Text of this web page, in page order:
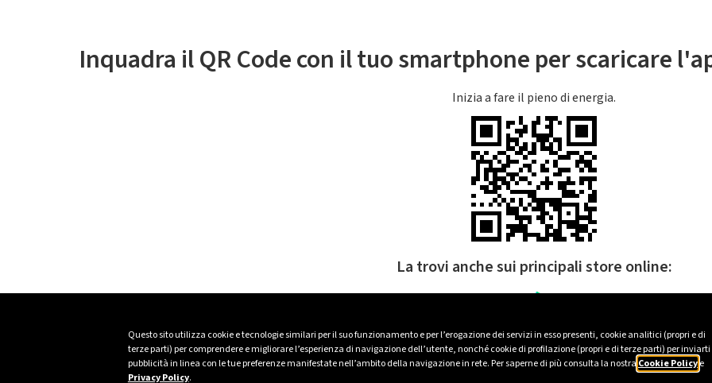
Questo sito utilizza cookie e tecnologie similari per il suo funzionamento e per l’erogazione dei servizi in esso presenti, cookie analitici (propri e di
terze parti) per comprendere e migliorare l’esperienza di navigazione dell’utente, nonché cookie di profilazione (propri e di terze parti) per inviarti
pubblicità in linea con le tue preferenze manifestate nell’ambito della navigazione in rete. Per saperne di più consulta la nostra Cookie Policye
Privacy Policy.
Inquadra il QR Code con il tuo smartphone per scaricare
Inizia a fare il pieno di energia.
La trovi anche sui principali store online: